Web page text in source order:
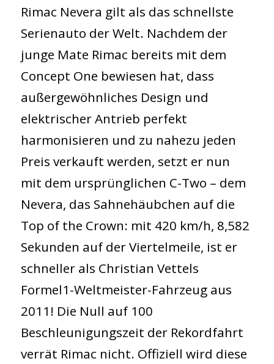
Rimac Nevera gilt als das schnellste
Serienauto der Welt. Nachdem der
junge Mate Rimac bereits mit dem
Concept One bewiesen hat, dass
außergewöhnliches Design und
elektrischer Antrieb perfekt
harmonisieren und zu nahezu jeden
Preis verkauft werden, setzt er nun
mit dem ursprünglichen C-Two – dem
Nevera, das Sahnehäubchen auf die
Top of the Crown: mit 420 km/h, 8,582
Sekunden auf der Viertelmeile, ist er
schneller als Christian Vettels
Formel1-Weltmeister-Fahrzeug aus
2011! Die Null auf 100
Beschleunigungszeit der Rekordfahrt
verrät Rimac nicht. Offiziell wird diese